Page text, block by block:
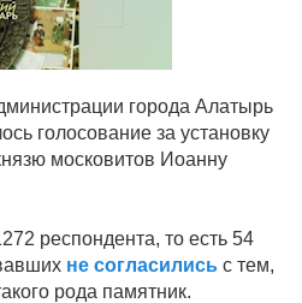
города Алатырь
голосование за установку
московитов Иоанну
респондента, то есть 54
не согласились с тем,
рода памятник.